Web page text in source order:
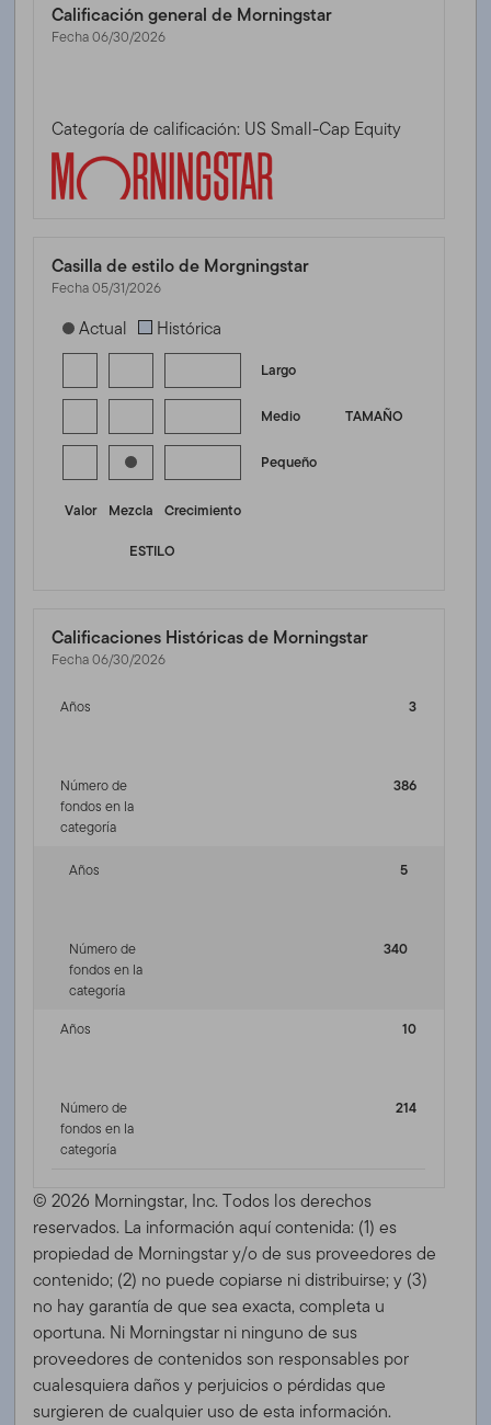
Calificación general de Morningstar
Fecha 06/30/2026
Categoría de calificación: US Small-Cap Equity
Casilla de estilo de Morgningstar
Fecha 05/31/2026
[products.morningstar-stylebox-title-sr-equity]
Actual Histórica
Largo
TAMAÑO
Medio
Pequeño
Valor Mezcla
Crecimiento
ESTILO
Calificaciones Históricas de Morningstar
Fecha 06/30/2026
Años 3
Número de
fondos en la
categoría
386
Años 5
Número de
fondos en la
categoría
340
Años 10
Número de
fondos en la
categoría
214
© 2026 Morningstar, Inc. Todos los derechos
reservados. La información aquí contenida: (1) es
propiedad de Morningstar y/o de sus proveedores de
contenido; (2) no puede copiarse ni distribuirse; y (3)
no hay garantía de que sea exacta, completa u
oportuna. Ni Morningstar ni ninguno de sus
proveedores de contenidos son responsables por
cualesquiera daños y perjuicios o pérdidas que
surgieren de cualquier uso de esta información.